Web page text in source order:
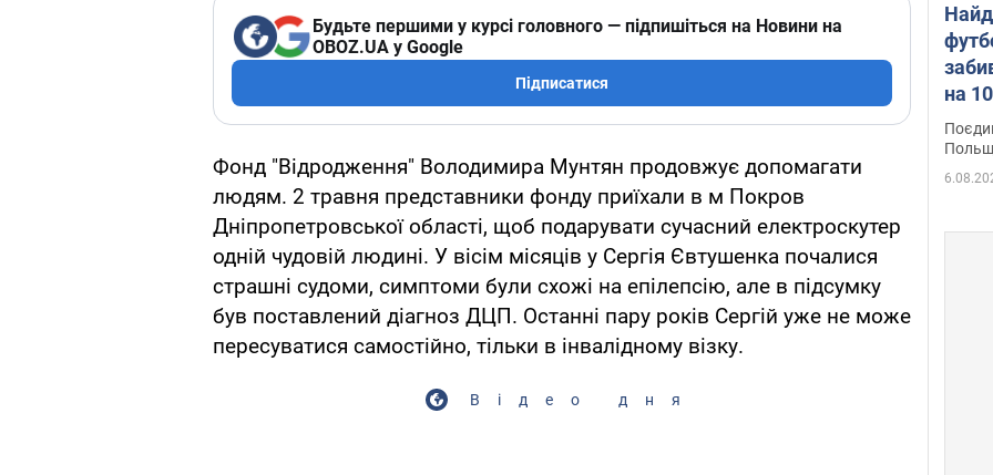
Будьте першими у курсі головного — підпишіться на Новини на
OBOZ.UA у Google
Підписатися
Фонд "Відродження" Володимира Мунтян продовжує допомагати
людям. 2 травня представники фонду приїхали в м Покров
Дніпропетровської області, щоб подарувати сучасний електроскутер
одній чудовій людині. У вісім місяців у Сергія Євтушенка почалися
страшні судоми, симптоми були схожі на епілепсію, але в підсумку
був поставлений діагноз ДЦП. Останні пару років Сергій уже не може
пересуватися самостійно, тільки в інвалідному візку.
Відео дня
на
Відео